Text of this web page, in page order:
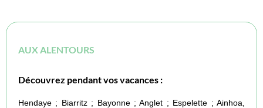
AUX ALENTOURS
Découvrez pendant vos vacances :
Hendaye ; Biarritz ; Bayonne ; Anglet ; Espelette ; Ainhoa,